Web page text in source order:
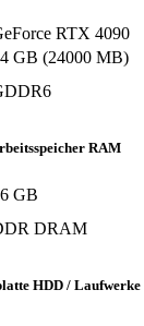
RTX 4090
GB (24000 MB)
RAM
GB
DRAM
HDD / Laufwerke